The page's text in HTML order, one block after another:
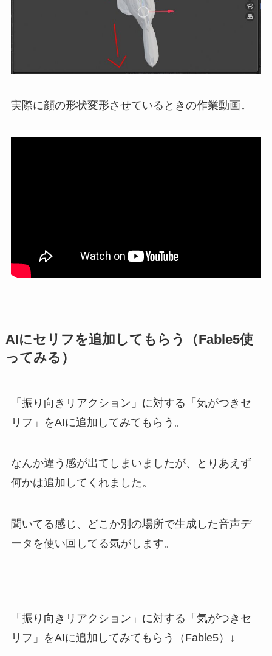
実際に顔の形状変形させているときの作業動画↓
AIにセリフを追加してもらう（Fable5使
ってみる）
「振り向きリアクション」に対する「気がつきセ
リフ」をAIに追加してみてもらう。
なんか違う感が出てしまいましたが、とりあえず
何かは追加してくれました。
聞いてる感じ、どこか別の場所で生成した音声デ
ータを使い回してる気がします。
「振り向きリアクション」に対する「気がつきセ
リフ」をAIに追加してみてもらう（Fable5）↓